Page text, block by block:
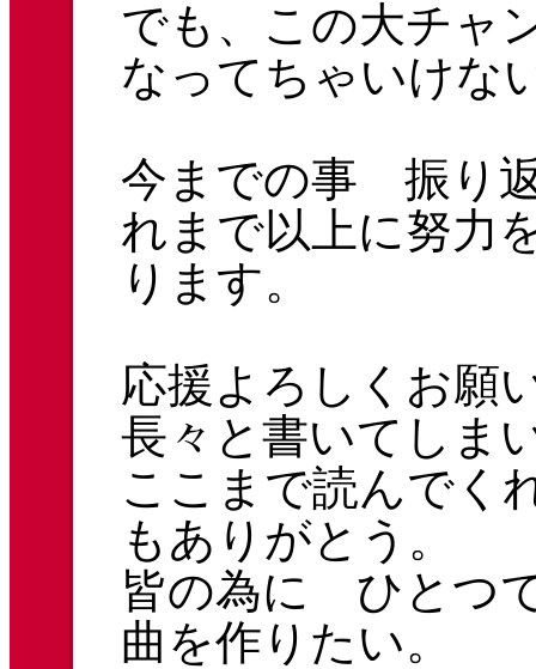
でも、この大チャ
なってちゃいけな
今までの事 振り
れまで以上に努力
ります。
応援よろしくお願
長々と書いてしま
ここまで読んで
もありがとう。
皆の為に ひとつ
曲を作りたい。